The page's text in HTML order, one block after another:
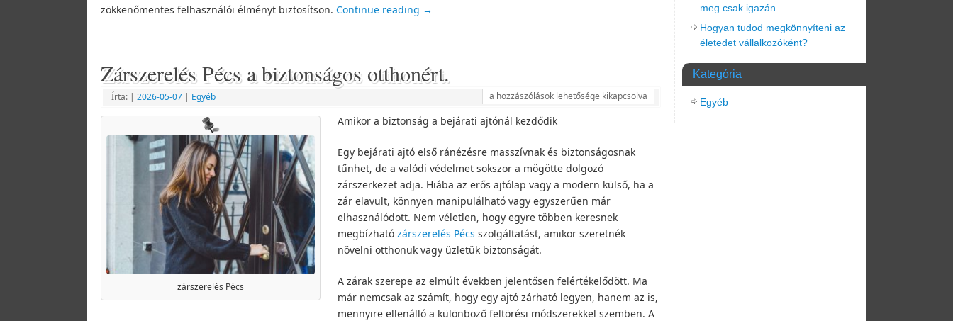
zökkenőmentes felhasználói élményt biztosítson. Continue reading →
Zárszerelés Pécs a biztonságos otthonért.
Írta: | 2026-05-07 | Egyéb a hozzászólások lehetősége kikapcsolva
zárszerelés Pécs
Amikor a biztonság a bejárati ajtónál kezdődik
Egy bejárati ajtó első ránézésre masszívnak és biztonságosnak
tűnhet, de a valódi védelmet sokszor a mögötte dolgozó
zárszerkezet adja. Hiába az erős ajtólap vagy a modern külső, ha a
zár elavult, könnyen manipulálható vagy egyszerűen már
elhasználódott. Nem véletlen, hogy egyre többen keresnek
megbízható zárszerelés Pécs szolgáltatást, amikor szeretnék
növelni otthonuk vagy üzletük biztonságát.
A zárak szerepe az elmúlt években jelentősen felértékelődött. Ma
már nemcsak az számít, hogy egy ajtó zárható legyen, hanem az is,
mennyire ellenálló a különböző feltörési módszerekkel szemben. A
meg csak igazán
Hogyan tudod megkönnyíteni az
életedet vállalkozóként?
Kategória
Egyéb